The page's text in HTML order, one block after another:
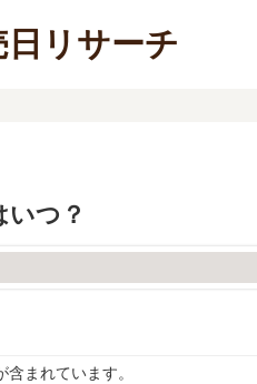
リサーチ
いつ？
まれています。